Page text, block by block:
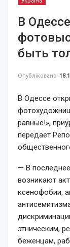
В
быть
Опубліковано
В Одессе
равные!»,
передает
— В
возникают
ксенофобии,
этническим,
беженцам,